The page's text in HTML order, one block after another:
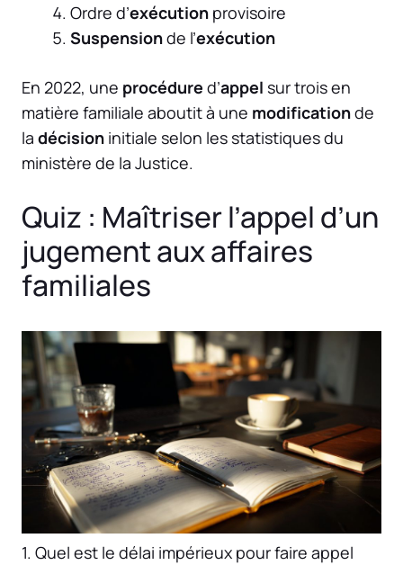
Ordre d’exécution provisoire
Suspensionde l’exécution
En 2022, une procédure d’appel sur trois en
matière familiale aboutit à une modificationde
la décision initiale selon les statistiques du
ministère de la Justice.
Quiz : Maîtriser l’appel d’un
jugement aux affaires
familiales
1. Quel est le délai impérieux pour faire appel